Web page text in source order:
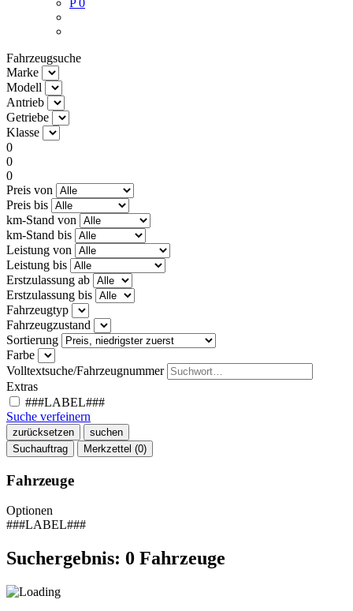
P 0
Fahrzeugsuche
Marke
Modell
Antrieb
Getriebe
Klasse
0
0
0
Preis von
Preis bis
km-Stand von
km-Stand bis
Leistung von
Leistung bis
Erstzulassung ab
Erstzulassung bis
Fahrzeugtyp
Fahrzeugzustand
Sortierung
Farbe
Volltextsuche/Fahrzeugnummer
Extras
###LABEL###
Suche verfeinern
zurücksetzen
suchen
Suchauftrag
Merkzettel (0)
Fahrzeuge
Optionen
###LABEL###
Suchergebnis: 0 Fahrzeuge